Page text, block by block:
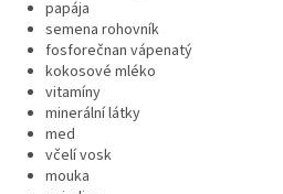
papája
semena rohovník
fosforečnan vápenatý
kokosové mléko
vitamíny
minerální látky
med
včelí vosk
mouka